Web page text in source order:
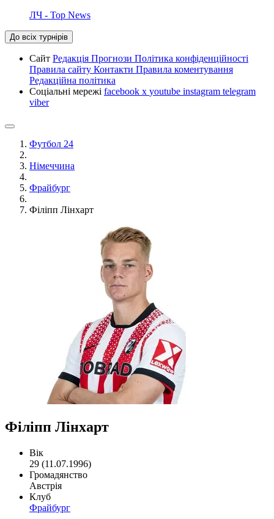
ЛЧ - Top News
До всіх турнірів
Сайт Редакція Прогнози Політика конфіденційності
Правила сайту Контакти Правила коментування
Редакційна політика
Соціальні мережі facebook x youtube instagram telegram
viber
Футбол 24
Німеччина
Фрайбург
Філіпп Лінхарт
Філіпп Лінхарт
Вік
29 (11.07.1996)
Громадянство
Австрія
Клуб
Фрайбург